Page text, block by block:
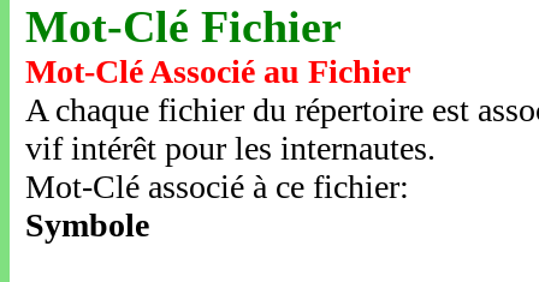
Mot-Clé Fichier
Mot-Clé Associé au Fichier
A chaque fichier du répertoire est
vif intérêt pour les internautes.
Mot-Clé associé à ce fichier:
Symbole